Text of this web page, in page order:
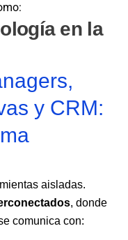
en la
y CRM:
aisladas.
, donde
comunica con: